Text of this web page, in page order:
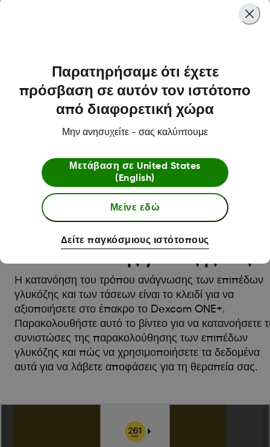
Κατανόηση των μετρήσεων και
Η κατανόηση του τρόπου ανάγνωσης των επιπέδων
γλυκόζης και των τάσεων είναι το κλειδί για να
αξιοποιήσετε στο έπακρο το Dexcom ONE+.
Παρακολουθήστε αυτό το βίντεο για να κατανοήσετε
συνιστώσες της παρακολούθησης των επιπέδων
γλυκόζης και πώς να χρησιμοποιήσετε τα δεδομένα
αυτά για να λάβετε αποφάσεις για τη θεραπεία σας.
Παρατηρήσαμε ότι έχετε
πρόσβαση σε αυτόν τον ιστότοπο
από διαφορετική χώρα
Μην ανησυχείτε - σας καλύπτουμε
Μετάβαση σε United States
(English)
Μείνε εδώ
Δείτε παγκόσμιους ιστότοπους